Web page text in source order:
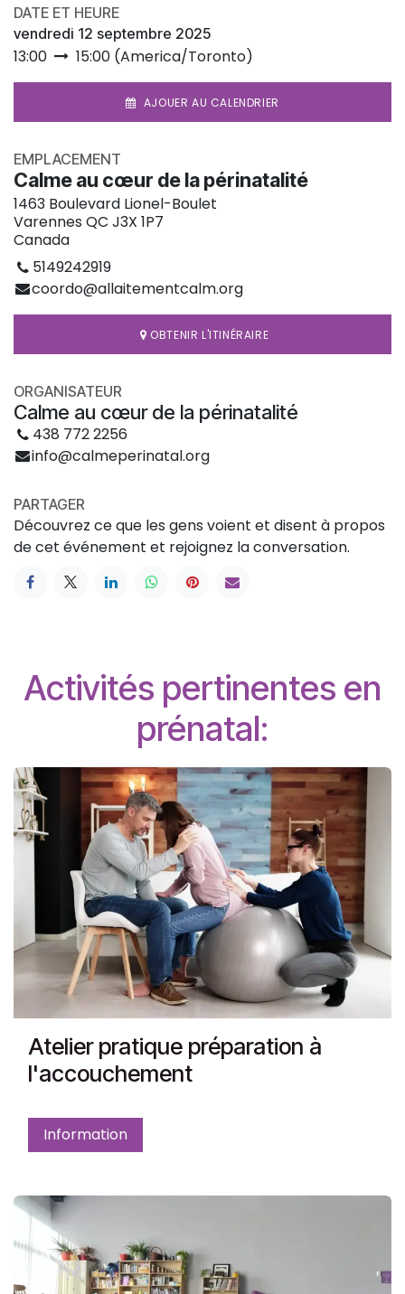
DATE ET HEURE
vendredi 12 septembre 2025
13:00 15:00 (America/Toronto)
AJOUER AU CALENDRIER
EMPLACEMENT
Calme au cœur de la périnatalité
1463 Boulevard Lionel-Boulet
Varennes QC J3X 1P7
Canada
5149242919
coordo@allaitementcalm.org
OBTENIR L'ITINÉRAIRE
ORGANISATEUR
Calme au cœur de la périnatalité
438 772 2256
info@calmeperinatal.org
PARTAGER
Découvrez ce que les gens voient et disent à propos
de cet événement et rejoignez la conversation.
Activités pertinentes en
prénatal:
Atelier pratique préparation à
l'accouchement
Information